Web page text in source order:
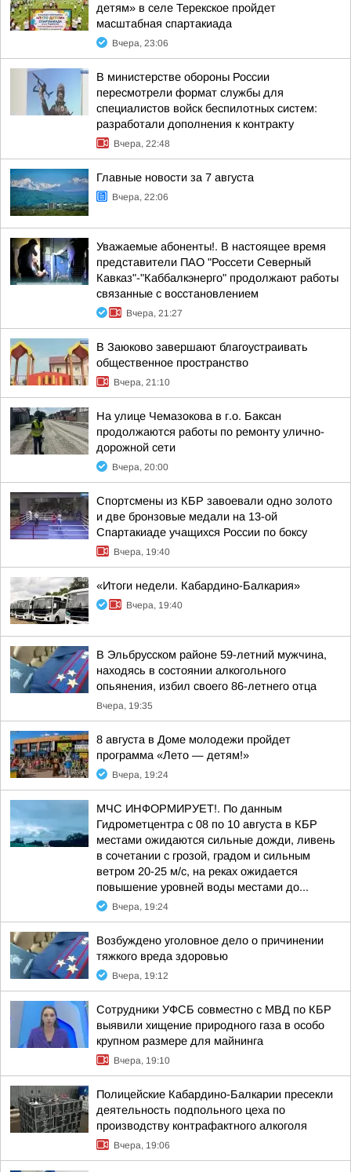
детям» в селе Терекское пройдет
масштабная спартакиада
Вчера, 23:06
В министерстве обороны России
пересмотрели формат службы для
специалистов войск беспилотных систем:
разработали дополнения к контракту
Вчера, 22:48
Главные новости за 7 августа
Вчера, 22:06
Уважаемые абоненты!. В настоящее время
представители ПАО "Россети Северный
Кавказ"-"Каббалкэнерго" продолжают работы
связанные с восстановлением
Вчера, 21:27
В Заюково завершают благоустраивать
общественное пространство
Вчера, 21:10
На улице Чемазокова в г.о. Баксан
продолжаются работы по ремонту улично-
дорожной сети
Вчера, 20:00
Спортсмены из КБР завоевали одно золото
и две бронзовые медали на 13-ой
Спартакиаде учащихся России по боксу
Вчера, 19:40
«Итоги недели. Кабардино-Балкария»
Вчера, 19:40
В Эльбрусском районе 59-летний мужчина,
находясь в состоянии алкогольного
опьянения, избил своего 86-летнего отца
Вчера, 19:35
8 августа в Доме молодежи пройдет
программа «Лето — детям!»
Вчера, 19:24
МЧС ИНФОРМИРУЕТ!. По данным
Гидрометцентра с 08 по 10 августа в КБР
местами ожидаются сильные дожди, ливень
в сочетании с грозой, градом и сильным
ветром 20-25 м/с, на реках ожидается
повышение уровней воды местами до...
Вчера, 19:24
Возбуждено уголовное дело о причинении
тяжкого вреда здоровью
Вчера, 19:12
Сотрудники УФСБ совместно с МВД по КБР
выявили хищение природного газа в особо
крупном размере для майнинга
Вчера, 19:10
Полицейские Кабардино-Балкарии пресекли
деятельность подпольного цеха по
производству контрафактного алкоголя
Вчера, 19:06